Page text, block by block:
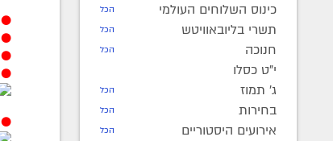
כינוס השלוחים העולמי הכל
תשרי בליובאוויטש הכל
חנוכה הכל
י"ט כסלו
ג' תמוז
הכל
בחירות הכל
אירועים היסטוריים הכל